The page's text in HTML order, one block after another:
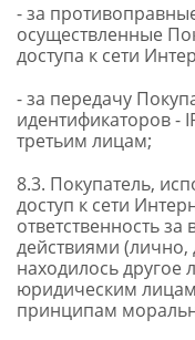
- за
осуществленные
доступа к сети
- за передачу
идентификаторов -
третьим лицам;
8.3. Покупатель,
доступ к сети
ответственность
действиями
находилось другое
юридическим
принципам